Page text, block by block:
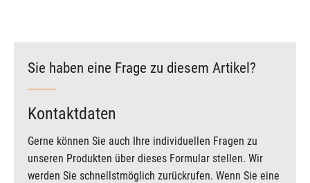
Sie haben eine Frage zu diesem Artikel?
Kontaktdaten
Gerne können Sie auch Ihre individuellen Fragen zu
unseren Produkten über dieses Formular stellen. Wir
werden Sie schnellstmöglich zurückrufen. Wenn Sie eine